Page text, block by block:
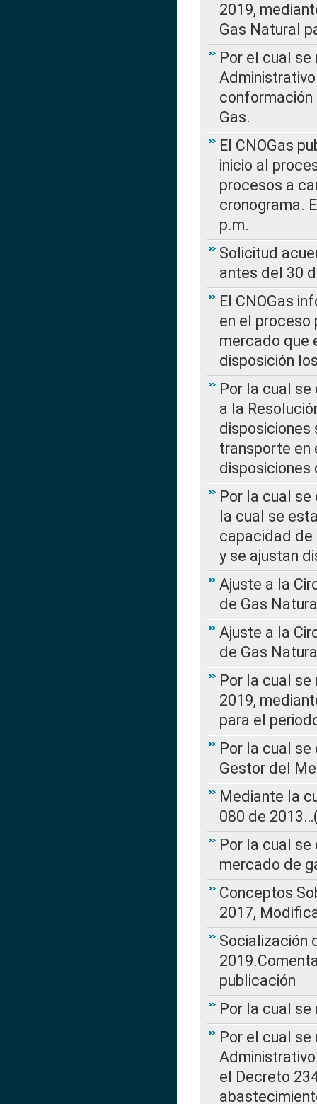
2019,
Gas Natural
Por el cual
conformación
Gas.
El CNOGas
inicio al
procesos a
cronograma.
p.m.
Solicitud
antes del 30
El CNOGas
en el
mercado que
disposición
Por la cual se
a la
disposiciones
transporte en
disposiciones
Por la cual se
la cual se
capacidad de
y se ajustan
Ajuste a la
de Gas
Ajuste a la
de Gas
Por la cual se
2019,
para el
Por la cual
Gestor del
Mediante la
080 de
Por la cual
mercado de
Conceptos
2017,
Socialización
publicación
Por la cual se
Por el cual
el Decreto